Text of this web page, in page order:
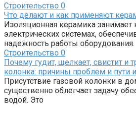
Строительство 0
Что делают и как применяют
Изоляционная керамика
электрических системах,
надежность работы оборудования.
Строительство 0
Почему гудит, щелкает, свистит и
колонка: причины проблем и пути
Присутствие газовой колонки в
существенно облегчает задачу
водой. Это